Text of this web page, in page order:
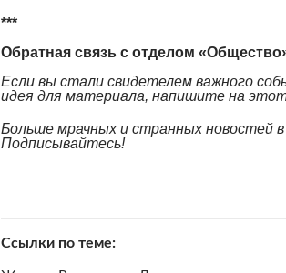
***
Обратная связь с отделом
Если вы стали свидетелем важного
идея для материала, напишите на этот
Больше мрачных и странных новостей в
Подписывайтесь!
Ссылки по теме